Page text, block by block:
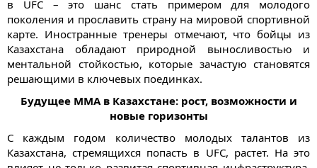
в UFC – это шанс стать примером для молодого
поколения и прославить страну на мировой спортивной
карте. Иностранные тренеры отмечают, что бойцы из
Казахстана обладают природной выносливостью и
ментальной стойкостью, которые зачастую становятся
решающими в ключевых поединках.
Будущее ММА в Казахстане: рост, возможности и
новые горизонты
С каждым годом количество молодых талантов из
Казахстана, стремящихся попасть в UFC, растет. На это